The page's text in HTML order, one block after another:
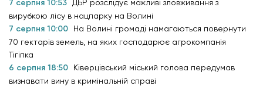
7 серпня 10:53
ДБР розслідує можливі зловживання з
вирубкою лісу в нацпарку на Волині
7 серпня 10:00
На Волині громаді намагаються повернути
70 гектарів земель, на яких господарює агрокомпанія
Тігіпка
6 серпня 18:50
Ківерцівський міський голова передумав
визнавати вину в кримінальній справі